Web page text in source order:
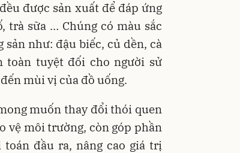
được sản xuất để đáp ứng
trà sữa … Chúng có màu sắc
như: đậu biếc, củ dền, cà
toàn tuyệt đối cho người sử
mùi vị của đồ uống.
muốn thay đổi thói quen
vệ môi trường, còn góp phần
đầu ra, nâng cao giá trị